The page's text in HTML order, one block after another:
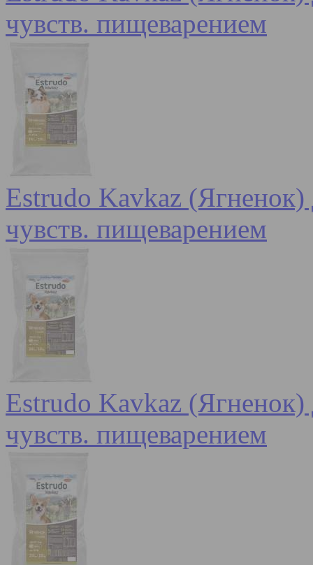
чувств. пищеварением
Estrudo Kavkaz (Ягненок)
чувств. пищеварением
Estrudo Kavkaz (Ягненок)
чувств. пищеварением